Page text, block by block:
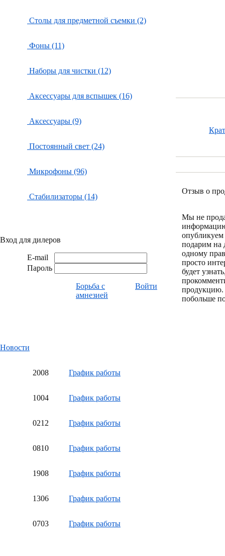
Столы для предметной съемки (2)
Фоны (11)
Наборы для чистки (12)
Аксессуары для вспышек (16)
Аксессуары (9)
Постоянный свет (24)
Микрофоны (96)
Стабилизаторы (14)
Вход для дилеров
E-mail
Пароль
Борьба с
амнезией
Войти
Новости
2008 График работы
1004 График работы
0212 График работы
0810 График работы
1908 График работы
1306 График работы
0703 График работы
Отзыв о
Мы не
опубликуем
подарим на
одному
просто
будет
продукцию.
побольше